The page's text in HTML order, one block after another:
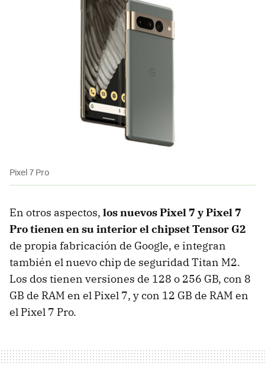
Pixel 7 Pro
En otros aspectos, los nuevos Pixel 7 y Pixel 7
Pro tienen en su interior el chipset Tensor G2
de propia fabricación de Google, e integran
también el nuevo chip de seguridad Titan M2.
Los dos tienen versiones de 128 o 256 GB, con 8
GB de RAM en el Pixel 7, y con 12 GB de RAM en
el Pixel 7 Pro.